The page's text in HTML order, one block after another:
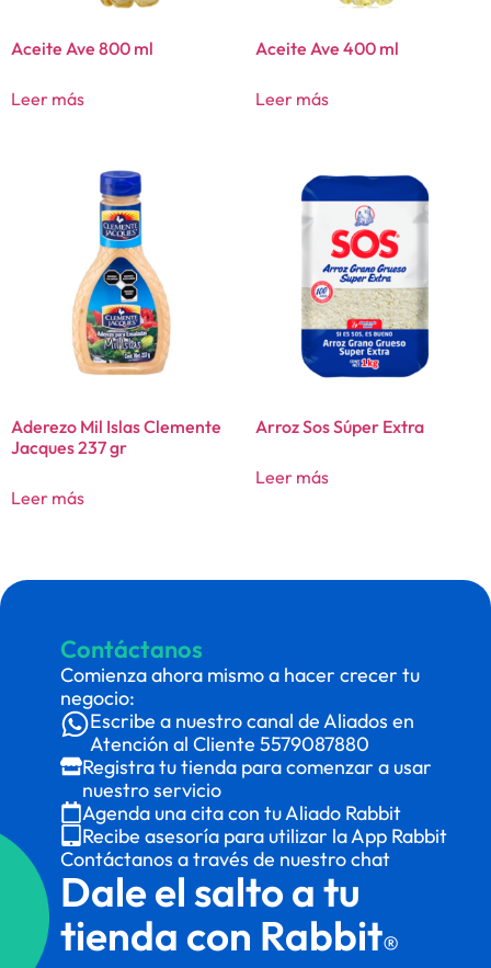
Aceite Ave 800 ml
Leer más
Aceite Ave 400 ml
Leer más
Aderezo Mil Islas Clemente
Jacques 237 gr
Leer más
Arroz Sos Súper Extra
Leer más
Contáctanos
Comienza ahora mismo a hacer crecer tu
negocio:
Escribe a nuestro canal de Aliados en
Atención al Cliente 5579087880
Registra tu tienda para comenzar a usar
nuestro servicio
Agenda una cita con tu Aliado Rabbit
Recibe asesoría para utilizar la App Rabbit
Contáctanos a través de nuestro chat
Dale el salto a tu
tienda con Rabbit®